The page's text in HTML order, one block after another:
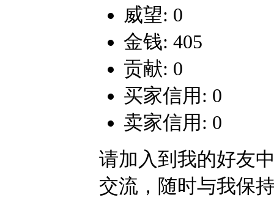
威望: 0
金钱: 405
贡献: 0
买家信用: 0
卖家信用: 0
请加入到我的好友
交流，随时与我保